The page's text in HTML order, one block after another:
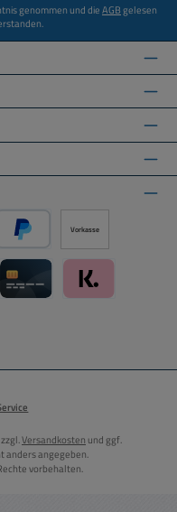
genommen und dieAGBgelesen
über PayPal
Später Bezahlen über PayPal
Vorkasse
Versandkosten und ggf.
anders angegeben.
vorbehalten.